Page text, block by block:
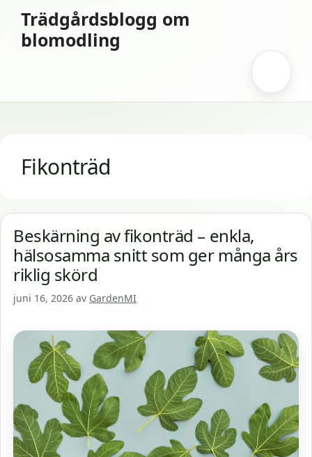
innehåll
Trädgårdsblogg om
blomodling
Fikonträd
Beskärning av fikonträd – enkla,
hälsosamma snitt som ger många års
riklig skörd
juni 16, 2026 av GardenMI